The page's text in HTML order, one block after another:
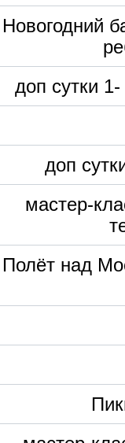
Новогодний
доп сутки
доп
мастер-
Полёт над